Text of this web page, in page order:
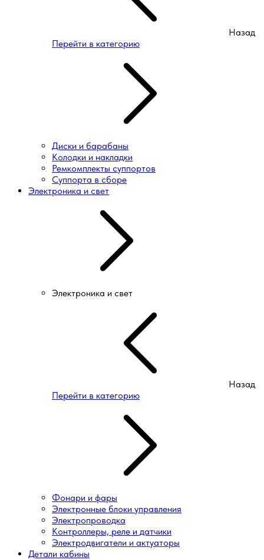
Назад
Перейти в категорию
Диски и барабаны
Колодки и накладки
Ремкомплекты суппортов
Суппорта в сборе
Электроника и свет
Электроника и свет
Назад
Перейти в категорию
Фонари и фары
Электронные блоки управления
Электропроводка
Контроллеры, реле и датчики
Электродвигатели и актуаторы
Детали кабины